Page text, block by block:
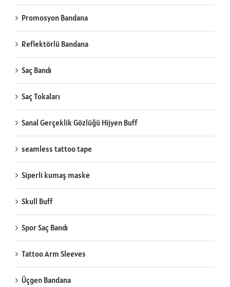
Promosyon Bandana
Reflektörlü Bandana
Saç Bandı
Saç Tokaları
Sanal Gerçeklik Gözlüğü Hijyen Buff
seamless tattoo tape
Siperli kumaş maske
Skull Buff
Spor Saç Bandı
Tattoo Arm Sleeves
Üçgen Bandana